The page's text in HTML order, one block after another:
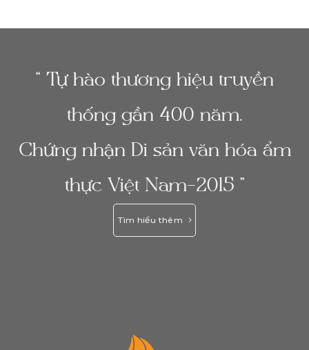
“ Tự hào thương hiệu truyền
thống gần 400 năm.
Chứng nhận Di sản văn hóa ẩm
thực Việt Nam-2015 ”
Tìm hiểu thêm